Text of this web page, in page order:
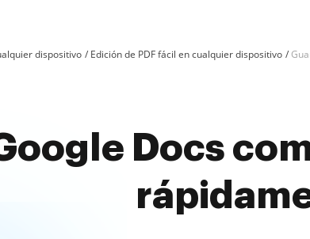
dispositivo Edición de PDF fácil en cualquier dispositivo
Docs